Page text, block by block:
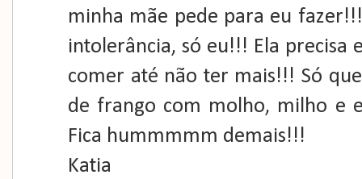
minha mãe pede para eu
intolerância, só eu!!! Ela precisa
comer até não ter mais!!! Só
de frango com molho, milho e
Fica hummmmm demais!!!
Katia